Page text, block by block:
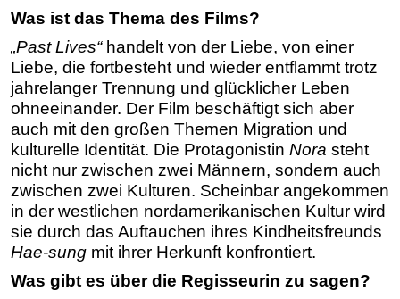
Was ist das Thema des Films?
„Past Lives“handelt von der Liebe, von einer
Liebe, die fortbesteht und wieder entflammt trotz
jahrelanger Trennung und glücklicher Leben
ohneeinander. Der Film beschäftigt sich aber
auch mit den großen Themen Migration und
kulturelle Identität. Die Protagonistin Nora steht
nicht nur zwischen zwei Männern, sondern auch
zwischen zwei Kulturen. Scheinbar angekommen
in der westlichen nordamerikanischen Kultur wird
sie durch das Auftauchen ihres Kindheitsfreunds
Hae-sung mit ihrer Herkunft konfrontiert.
Was gibt es über die Regisseurin zu sagen?